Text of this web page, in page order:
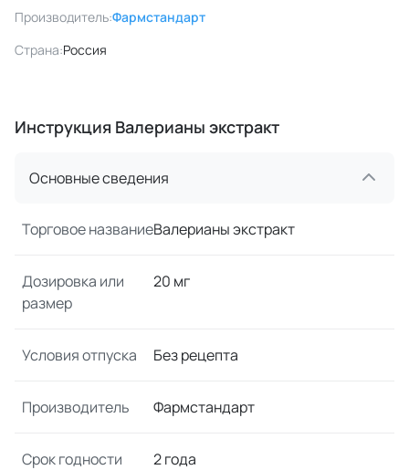
Производитель:Фармстандарт
Страна:Россия
Инструкция Валерианы экстракт
Основные сведения
Торговое названиеВалерианы экстракт
Дозировка или
размер
20 мг
Условия отпуска Без рецепта
Производитель Фармстандарт
Срок годности 2 года